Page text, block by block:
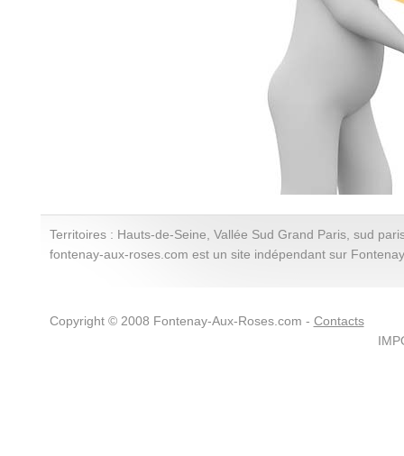
Territoires : Hauts-de-Seine, Vallée Sud Grand Paris, sud
fontenay-aux-roses.com est un site indépendant sur
Copyright © 2008 Fontenay-Aux-Roses.com - Contacts